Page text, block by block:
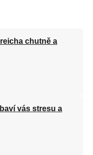
chutně a
vás stresu a